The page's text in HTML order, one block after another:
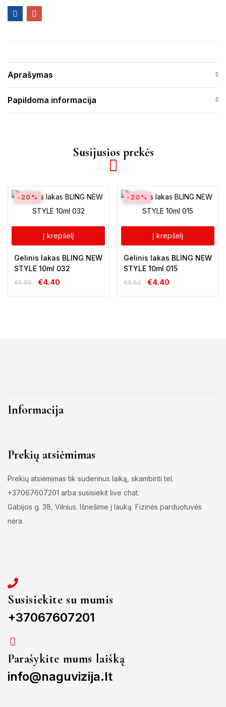
Aprašymas
Papildoma informacija
Susijusios prekės
Į krepšelį
-20%
Gelinis lakas BLING NEW
STYLE 10ml 032
€5.50 €4.40
Į krepšelį
-20%
Gelinis lakas BLING NEW
STYLE 10ml 015
€5.50 €4.40
Informacija
Prekių atsiėmimas
Prekių atsiėmimas tik suderinus laiką, skambinti tel.
+37067607201 arba susisiekit live chat.
Gabijos g. 38, Vilnius. Išnešime į lauką. Fizinės parduotuvės
nėra.
Susisiekite su mumis
+37067607201
Parašykite mums laišką
info@naguvizija.lt